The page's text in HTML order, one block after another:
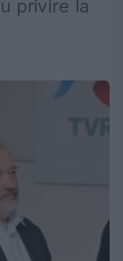
privire la